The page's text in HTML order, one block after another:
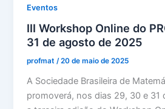
Eventos
III Workshop Online do
31 de agosto de 2025
profmat/20 de maio de 2025
A Sociedade Brasileira de
promoverá, nos dias 29, 30 e 31